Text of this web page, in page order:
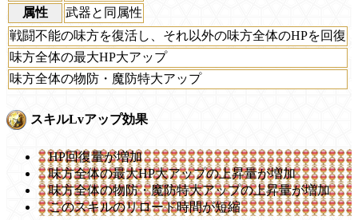
属性
武器と同属性
戦闘不能の味方を復活し、それ以外の味方全体のHPを回復
味方全体の最大HP大アップ
味方全体の物防・魔防特大アップ
スキルLvアップ効果
HP回復量が増加
味方全体の最大HP大アップの上昇量が増加
味方全体の物防・魔防特大アップの上昇量が増加
このスキルのリロード時間が短縮